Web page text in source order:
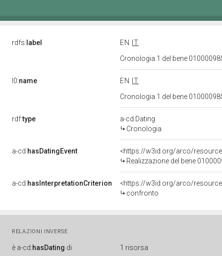
rdfs: label EN
IT
Cronologia 1 del bene
l0:name EN
IT
Cronologia 1 del bene
rdf:type
a-cd:Dating
Cronologia
a-cd:hasDatingEvent
<https://w3id.org/arco/
Realizzazione del bene
a-cd:hasInterpretationCriterion
<https://w3id.org/arco/
confronto
RELAZIONI INVERSE
è a-cd:hasDating di 1 risorsa